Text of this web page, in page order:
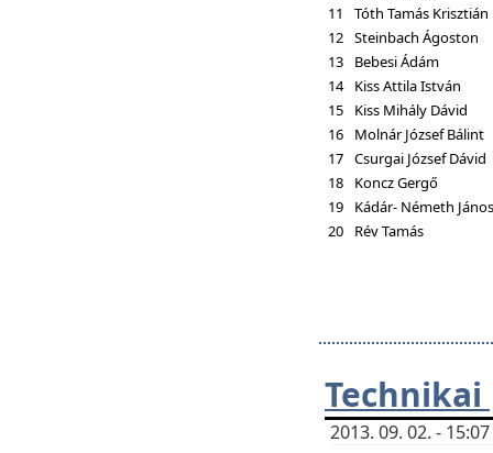
11
Tóth Tamás Krisztián
12 Steinbach Ágoston
13
Bebesi Ádám
14 Kiss Attila István
15
Kiss Mihály Dávid
16
Molnár József Bálint
17 Csurgai József Dávid
18
Koncz Gergő
19
Kádár- Németh János
20
Rév Tamás
2013. 09. 02. -